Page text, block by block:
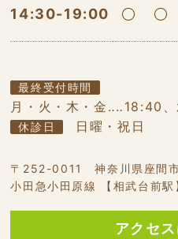
14:30-19:00
最終受付時間
月・火・木・金‥‥18:40
休診日 日曜・祝日
〒252-0011 神奈川県座間
小田急小田原線 【相武台前
アクセ